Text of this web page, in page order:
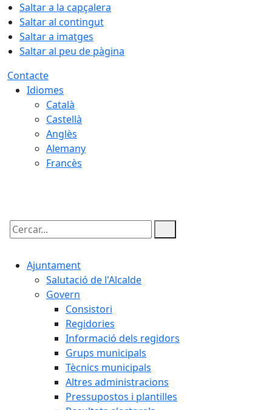
Saltar a la capçalera
Saltar al contingut
Saltar a imatges
Saltar al peu de pàgina
Contacte
Idiomes
Català
Castellà
Anglès
Alemany
Francès
Cercar:
Ajuntament
Salutació de l'Alcalde
Govern
Consistori
Regidories
Informació dels regidors
Grups municipals
Tècnics municipals
Altres administracions
Pressupostos i plantilles